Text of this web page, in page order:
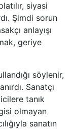
siyasi
Şimdi sorun
anlayışı
geriye
söylenir,
Sanatçı
tanık
olmayan
sanatın